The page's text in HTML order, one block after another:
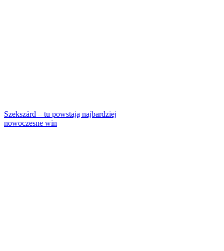
Szekszárd – tu powstają najbardziej
nowoczesne win